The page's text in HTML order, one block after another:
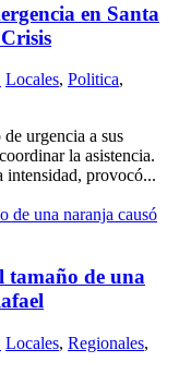
en Santa
Locales, Politica,
urgencia a sus
la asistencia.
intensidad, provocó...
tamaño de una
Locales, Regionales,